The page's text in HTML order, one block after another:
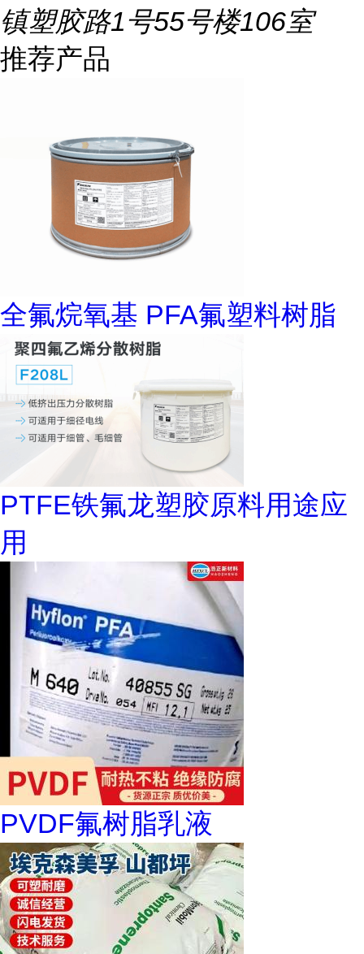
镇塑胶路1号55号楼106室
推荐产品
全氟烷氧基 PFA氟塑料树脂
PTFE铁氟龙塑胶原料用途应
用
PVDF氟树脂乳液